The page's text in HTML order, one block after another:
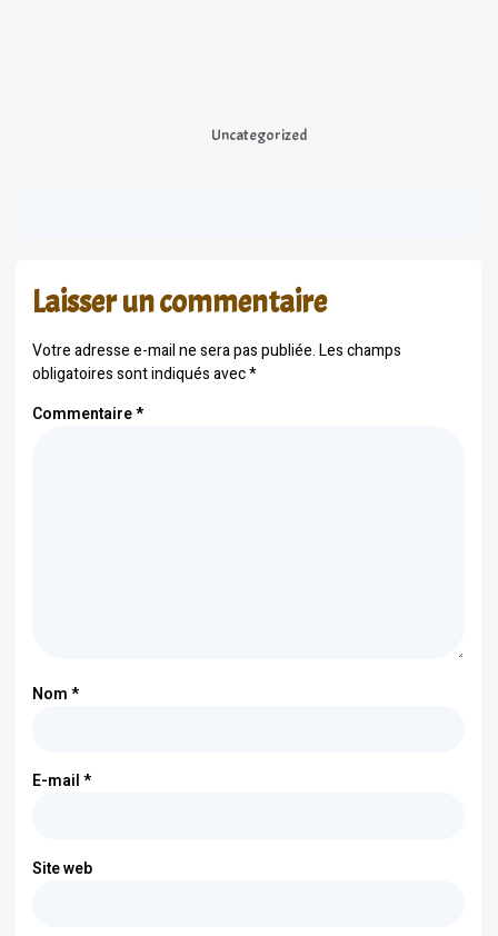
Uncategorized
Laisser un commentaire
Votre adresse e-mail ne sera pas publiée.Les champs
obligatoires sont indiqués avec*
Commentaire*
Nom*
E-mail*
Site web